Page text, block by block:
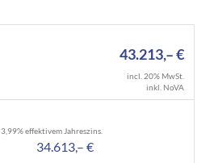
43.213,– €
incl. 20% MwSt.
inkl. NoVA
effektivem Jahreszins.
34.613,– €